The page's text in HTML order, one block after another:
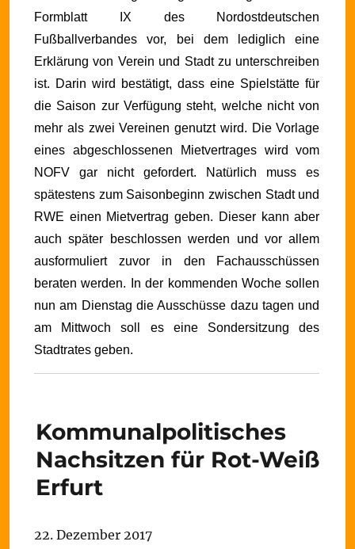
Formblatt IX des Nordostdeutschen
Fußballverbandes vor, bei dem lediglich eine
Erklärung von Verein und Stadt zu unterschreiben
ist. Darin wird bestätigt, dass eine Spielstätte für
die Saison zur Verfügung steht, welche nicht von
mehr als zwei Vereinen genutzt wird. Die Vorlage
eines abgeschlossenen Mietvertrages wird vom
NOFV gar nicht gefordert.
Natürlich muss es
spätestens zum Saisonbeginn zwischen Stadt und
RWE einen Mietvertrag geben. Dieser kann aber
auch später beschlossen werden und vor allem
ausformuliert zuvor in den Fachausschüssen
beraten werden. In der kommenden Woche sollen
nun am Dienstag die Ausschüsse dazu tagen und
am Mittwoch soll es eine Sondersitzung des
Stadtrates geben.
Kommunalpolitisches
Nachsitzen für Rot-Weiß
Erfurt
22. Dezember 2017